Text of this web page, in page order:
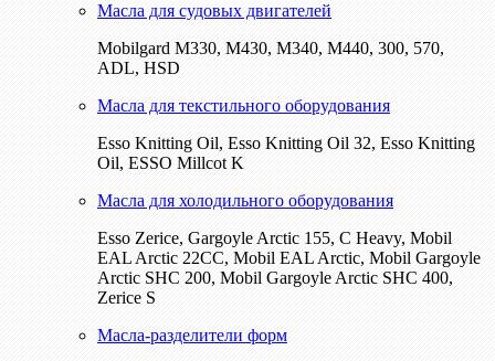
Масла для судовых двигателей
Mobilgard M330, M430, M340, M440, 300, 570,
ADL, HSD
Масла для текстильного оборудования
Esso Knitting Oil, Esso Knitting Oil 32, Esso Knitting
Oil, ESSO Millcot K
Масла для холодильного оборудования
Esso Zerice, Gargoyle Arctic 155, С Heavy, Mobil
EAL Arctic 22CC, Mobil EAL Arctic, Mobil Gargoyle
Arctic SHC 200, Mobil Gargoyle Arctic SHC 400,
Zerice S
Масла-разделители форм